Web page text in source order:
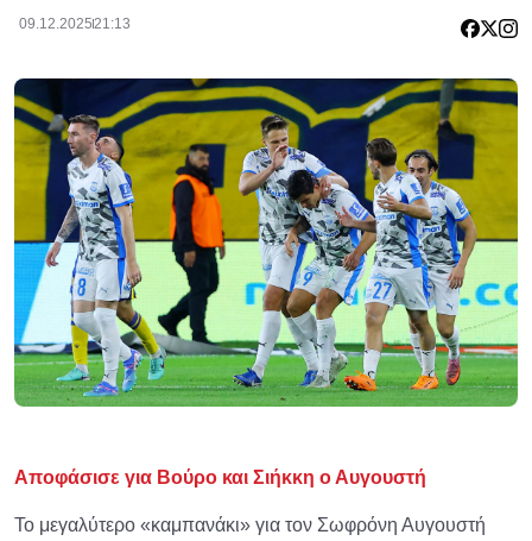
09.12.202521:13
Αποφάσισε για Βούρο και Σιήκκη ο Αυγουστή
Το μεγαλύτερο «καμπανάκι» για τον Σωφρόνη Αυγουστή